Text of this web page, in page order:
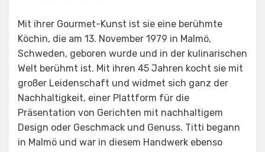
Mit ihrer Gourmet-Kunst ist sie eine berühmte
Köchin, die am 13. November 1979 in Malmö,
Schweden, geboren wurde und in der kulinarischen
Welt berühmt ist. Mit ihren 45 Jahren kocht sie mit
großer Leidenschaft und widmet sich ganz der
Nachhaltigkeit, einer Plattform für die
Präsentation von Gerichten mit nachhaltigem
Design oder Geschmack und Genuss. Titti begann
in Malmö und war in diesem Handwerk ebenso